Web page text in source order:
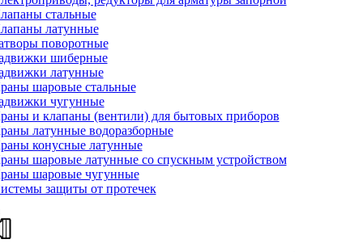
стальные
латунные
поворотные
шиберные
латунные
шаровые стальные
чугунные
и клапаны (вентили) для бытовых приборов
латунные водоразборные
конусные латунные
шаровые латунные со спускным устройством
шаровые чугунные
защиты от протечек